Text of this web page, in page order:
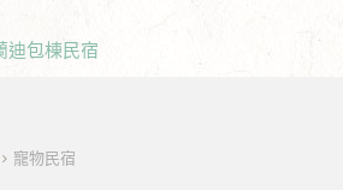
迪包棟民宿
寵物民宿